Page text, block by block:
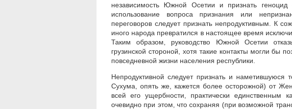
независимость Южной Осетии и признать
использование вопроса признания или
переговоров следует признать непродуктивным. К
иного народа превратился в настоящее время
Таким образом, руководство Южной Осетии
грузинской стороной, хотя такие контакты могли бы
повседневной жизни населения республики.
Непродуктивной следует признать и наметившуюся
Сухума, опять же, кажется более осторожной) от
всей его ущербности, практически единственным
очевидно при этом, что сохраняя (при возможной